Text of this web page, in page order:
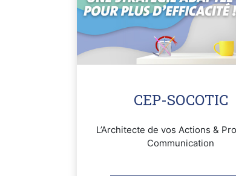
CEP-SOCOTIC
L’Architecte de vos Actions &
Communication